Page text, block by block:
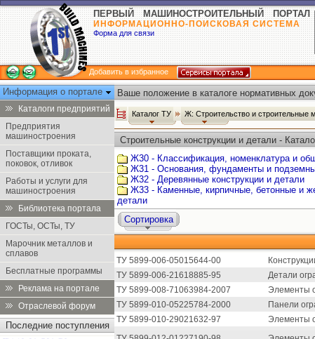
ПЕРВЫЙ МАШИНОСТРОИТЕЛЬНЫЙ ПОРТАЛ
ИНФОРМАЦИОННО-ПОИСКОВАЯ СИСТЕМА
Форма для связи
Добавить в избранное
Информация о портале
Каталоги предприятий
Предприятия
машиностроения
Поставщики проката,
поковок, отливок
Работы и услуги для
машиностроения
Библиотека портала
ГОСТы, ОСТы, ТУ
Марочник металлов и
сплавов
Бесплатные программы
Реклама на портале
Отраслевой форум
Последние поступления
Ваше положение в каталоге нормативных
Каталог ТУ Ж: Строительство и строительные
Строительные конструкции и детали -
Ж30 - Классификация, номенклатура и
Ж31 - Основания, фундаменты и
Ж32 - Деревянные конструкции и детали
Ж33 - Каменные, кирпичные, бетонные и
детали
Сортировка
ТУ 5899-006-05015644-00
ТУ 5899-006-21618885-95
Детали
ТУ 5899-008-71063984-2007
Элементы
ТУ 5899-010-05225784-2000
Панели
ТУ 5899-010-29021632-97
Элементы